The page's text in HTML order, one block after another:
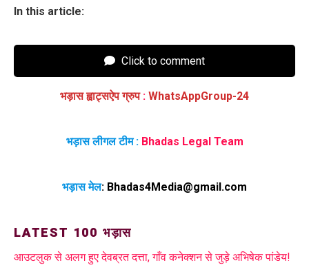
In this article:
Click to comment
भड़ास ह्वाट्सऐप ग्रुप : WhatsAppGroup-24
भड़ास लीगल टीम : Bhadas Legal Team
भड़ास मेल: Bhadas4Media@gmail.com
LATEST 100 भड़ास
आउटलुक से अलग हुए देवब्रत दत्ता, गाँव कनेक्शन से जुड़े अभिषेक पांडेय!